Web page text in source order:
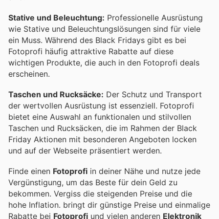
Stative und Beleuchtung: Professionelle Ausrüstung
wie Stative und Beleuchtungslösungen sind für viele
ein Muss. Während des Black Fridays gibt es bei
Fotoprofi häufig attraktive Rabatte auf diese
wichtigen Produkte, die auch in den Fotoprofi deals
erscheinen.
Taschen und Rucksäcke: Der Schutz und Transport
der wertvollen Ausrüstung ist essenziell. Fotoprofi
bietet eine Auswahl an funktionalen und stilvollen
Taschen und Rucksäcken, die im Rahmen der Black
Friday Aktionen mit besonderen Angeboten locken
und auf der Webseite präsentiert werden.
Finde einen Fotoprofi in deiner Nähe und nutze jede
Vergünstigung, um das Beste für dein Geld zu
bekommen. Vergiss die steigenden Preise und die
hohe Inflation. bringt dir günstige Preise und einmalige
Rabatte bei Fotoprofi und vielen anderen Elektronik